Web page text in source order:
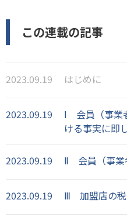
この連載の記事
2023.09.19 はじめに
2023.09.19
Ⅰ 会員（事業
ける事実に即
2023.09.19 Ⅱ 会員（事業
2023.09.19 Ⅲ 加盟店の税